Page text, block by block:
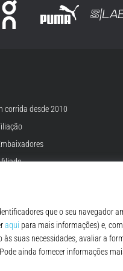
corrida desde 2010